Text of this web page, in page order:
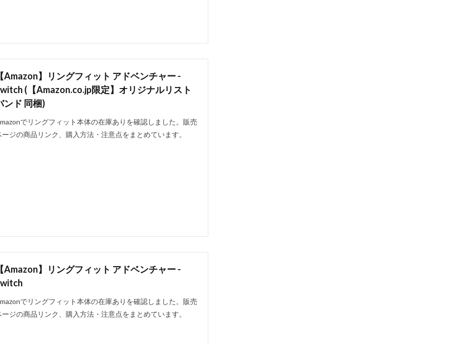
Amazon】リングフィット アドベンチャー -
(【Amazon.co.jp限定】オリジナルリスト
ンド 同梱)
でリングフィット本体の在庫ありを確認しました。販売
ージの商品リンク、購入方法・注意点をまとめています。
Amazon】リングフィット アドベンチャー -
でリングフィット本体の在庫ありを確認しました。販売
ージの商品リンク、購入方法・注意点をまとめています。